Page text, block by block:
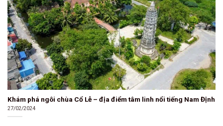
Khám phá ngôi chùa Cổ Lễ – địa điểm tâm linh nổi tiếng Nam Định
27/02/2024